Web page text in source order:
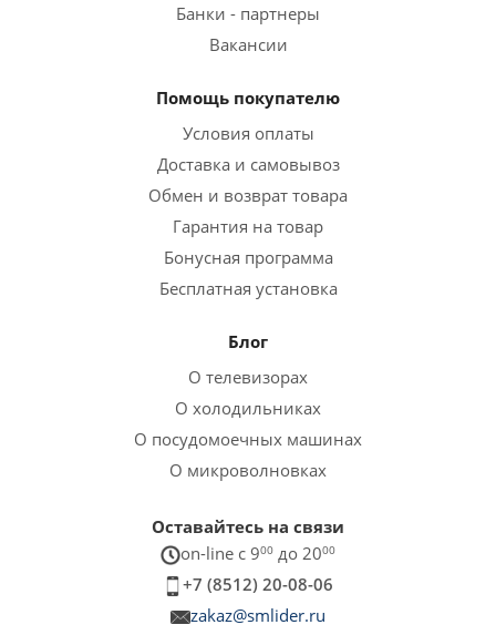
Банки - партнеры
Вакансии
Помощь покупателю
Условия оплаты
Доставка и самовывоз
Обмен и возврат товара
Гарантия на товар
Бонусная программа
Бесплатная установка
Блог
О телевизорах
О холодильниках
О посудомоечных машинах
О микроволновках
Оставайтесь на связи
on-line c 900 до 2000
+7 (8512) 20-08-06
zakaz@smlider.ru